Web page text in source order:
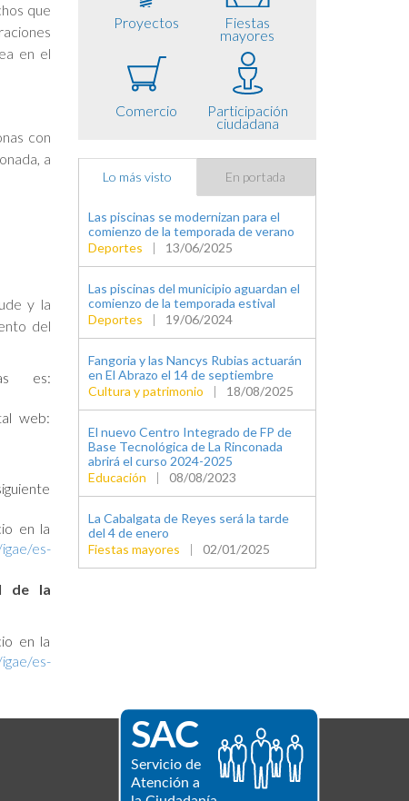
que
en el
con
a
y la
del
es:
web:
en la
es-
de la
en la
es-
Proyectos Fiestas
mayores
Comercio Participación
ciudadana
Lo más visto En portada
Las piscinas se modernizan para el
comienzo de la temporada de verano
Deportes
13/06/2025
Las piscinas del municipio aguardan el
comienzo de la temporada estival
Deportes
19/06/2024
Fangoria y las Nancys Rubias actuarán
en El Abrazo el 14 de septiembre
Cultura y patrimonio
18/08/2025
El nuevo Centro Integrado de FP de
Base Tecnológica de La Rinconada
abrirá el curso 2024-2025
Educación
08/08/2023
La Cabalgata de Reyes será la tarde
del 4 de enero
Fiestas mayores
02/01/2025